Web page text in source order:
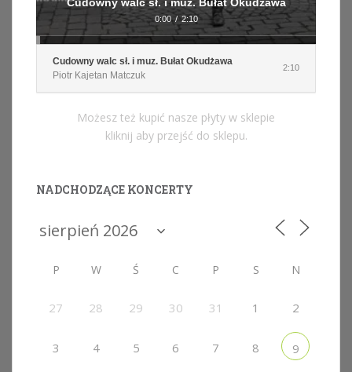
0:00 / 2:10
Cudowny walc sł. i muz. Bułat Okudżawa
Piotr Kajetan Matczuk
2:10
Możesz też kupić nasze płyty w sklepie
kliknij aby przejść do sklepu.
NADCHODZĄCE KONCERTY
P W Ś C P S N
27 28 29 30 31 1 2
3 4 5 6 7 8 9